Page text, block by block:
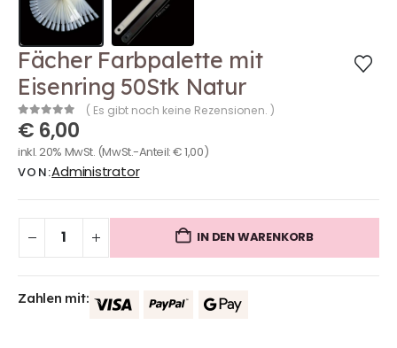
Fächer Farbpalette mit
Eisenring 50Stk Natur
0out of 5
( Es gibt noch keine Rezensionen. )
€ 6,00
inkl. 20% MwSt. (MwSt.-Anteil:€1,00)
VON:Administrator
IN DEN WARENKORB
Zahlen mit: